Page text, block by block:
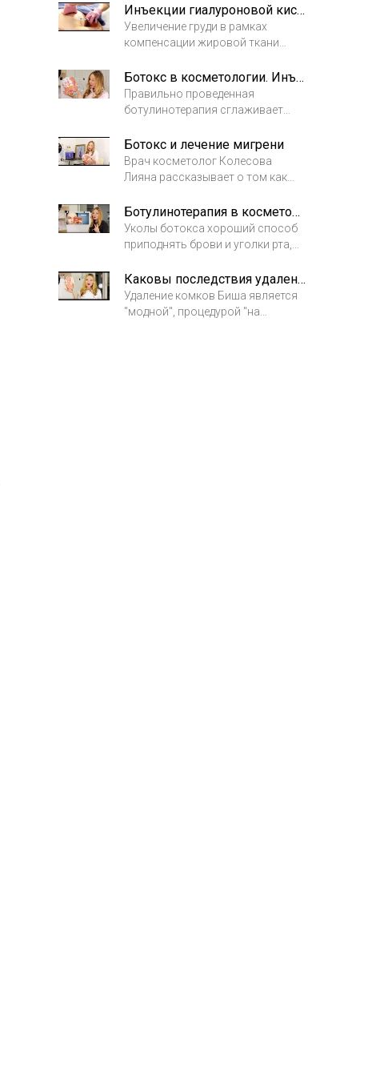
называемый контур Джоли? В
этом видео врач косметолог
рассказывает причины
овала лица, взаимосвязь
строения черепа и внешнего вида
лица.
Инъекции гиалуроновой кислоты и подтяжка груди
Увеличение груди в рамках
компенсации жировой ткани
гиалуроновой кислотой
(рекомендовано бифазными
филлерами Repleri №5) Инъекции
позволяют придать объем,
упругость, плотность, сделать
каплевидную форму груди.
Ботокс в косметологии. Инъекции в нижню треть лица
Правильно проведенная
ботулинотерапия сглаживает
трети лица. Как и почему это
работает?
Ботокс и лечение мигрени
Врач косметолог Колесова
Лияна рассказывает о том как
головной боли с помощью
инъекций ботокса
Ботулинотерапия в косметология
Уколы ботокса хороший способ
приподнять брови и уголки рта,
лица. Для успеха инъекций
ботокса необходимы
фундаментальные знания
Каковы последствия удаления комков Биша?
Удаление комков Биша является
"модной", процедурой "на